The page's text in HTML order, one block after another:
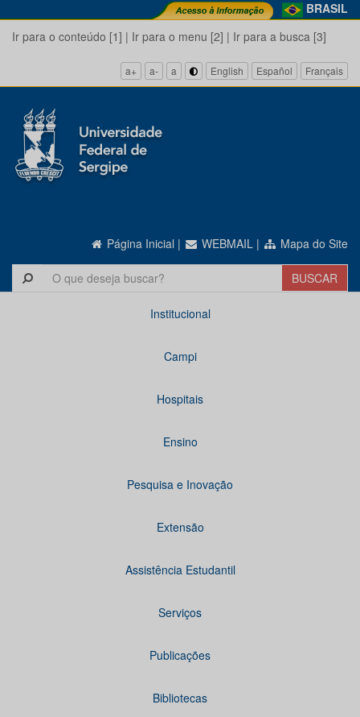
BRASIL
Ir para o conteúdo [1] | Ir para o menu [2] | Ir para a busca [3]
a+ a- a English Español Français
Página Inicial | WEBMAIL | Mapa do Site
Institucional
Campi
Hospitais
Ensino
Pesquisa e Inovação
Extensão
Assistência Estudantil
Serviços
Publicações
Bibliotecas